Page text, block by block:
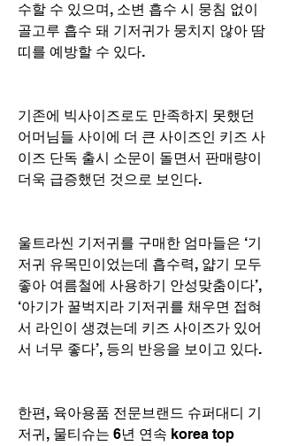
수할 수 있으며, 소변 흡수 시 뭉침 없이
골고루 흡수 돼 기저귀가 뭉치지 않아 땀
띠를 예방할 수 있다.
기존에 빅사이즈로도 만족하지 못했던
어머님들 사이에 더 큰 사이즈인 키즈 사
이즈 단독 출시 소문이 돌면서 판매량이
더욱 급증했던 것으로 보인다.
울트라씬 기저귀를 구매한 엄마들은 ‘기
저귀 유목민이었는데 흡수력, 얇기 모두
좋아 여름철에 사용하기 안성맞춤이다’,
‘아기가 꿀벅지라 기저귀를 채우면 접혀
서 라인이 생겼는데 키즈 사이즈가 있어
서 너무 좋다’, 등의 반응을 보이고 있다.
한편, 육아용품 전문브랜드 슈퍼대디 기
저귀, 물티슈는 6년 연속 korea top